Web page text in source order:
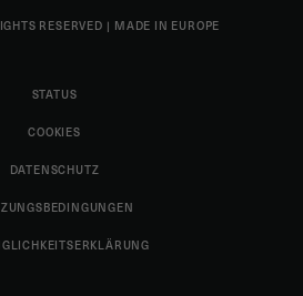
RESERVED | MADE IN EUROPE
STATUS
COOKIES
DATENSCHUTZ